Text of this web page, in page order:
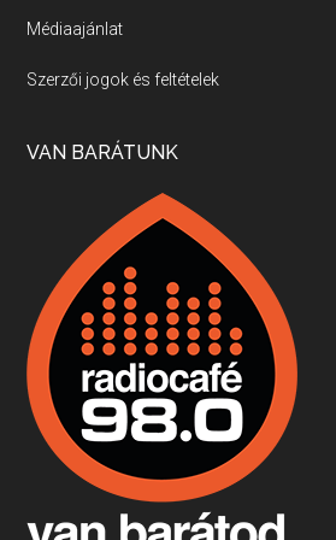
Villány, kékfrankos, Jackfall
Apr 17, 2026 • 00:35:38
Boston, teadélután, bab és
Apr 9, 2026 • 00:37:17
Fermentáljunk, a testünk
Apr 3, 2026 • 00:36:07
Médiaajánlat
Szerzői jogok és feltételek
VAN BARÁTUNK